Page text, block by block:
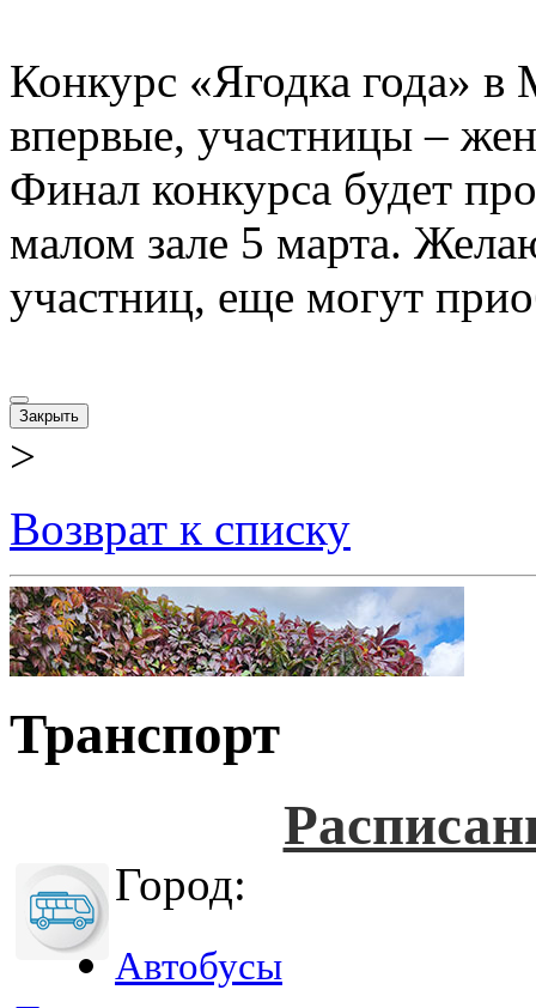
Конкурс «Ягодка года» в
впервые, участницы –
Финал конкурса будет
малом зале 5 марта.
участниц, еще могут
Закрыть
>
Возврат к списку
Транспорт
Город:
Автобусы